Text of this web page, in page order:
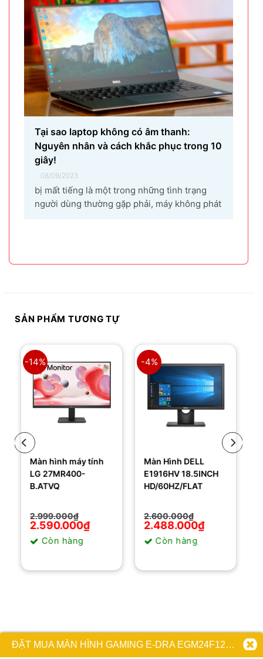
Tại sao laptop không có âm thanh:
Nguyên nhân và cách khắc phục trong 10
giây!
08/09/2023
bị mất tiếng là một trong những tình trạng
người dùng thường gặp phải, máy không phát
SẢN PHẨM TƯƠNG TỰ
-14%
Màn hình máy tính
LG 27MR400-
B.ATVQ
2.999.000₫
Giá
gốc
2.999.000₫.
2.590.000₫
Giá
hiện
là: Còn hàng
-4%
Màn Hình DELL
E1916HV 18.5INCH
HD/60HZ/FLAT
2.600.000₫
Giá
gốc
2.600.000₫.
2.488.000₫
Giá
hiện
là: Còn hàng
ĐẶT MUA MÀN HÌNH GAMING E-DRA EGM24F120S (23.8INCH/ FULL HD/ 1MS/ 120HZ/ 250CD/M2/ IPS)